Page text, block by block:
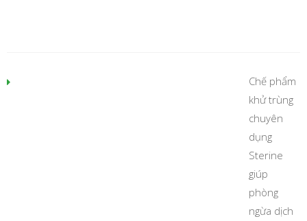
Chế phẩm
khử trùng
chuyên
dụng
Sterine
giúp
phòng
ngừa dịch